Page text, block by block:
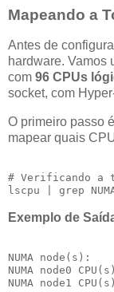
Mapeando a
Antes de
hardware. Vamos
com 96 CPUs
socket, com
O primeiro passo
mapear quais
# Verificando a
Exemplo de
NUMA node(s):
NUMA node0